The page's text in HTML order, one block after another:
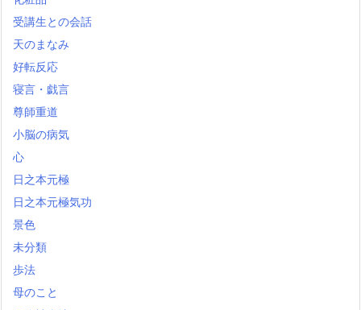
受講生との会話
天のまなみ
好転反応
寝言・戯言
尊師重道
小脳の病気
心
日之本元極
日之本元極気功
景色
未分類
歩法
母のこと